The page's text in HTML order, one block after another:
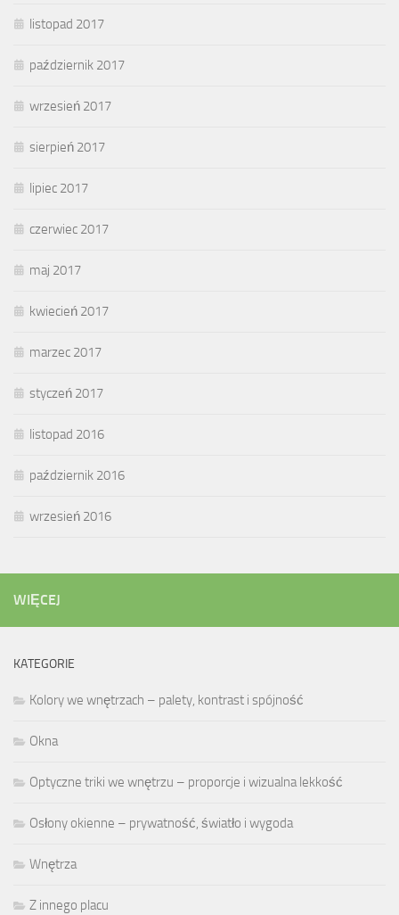
listopad 2017
październik 2017
wrzesień 2017
sierpień 2017
lipiec 2017
czerwiec 2017
maj 2017
kwiecień 2017
marzec 2017
styczeń 2017
listopad 2016
październik 2016
wrzesień 2016
WIĘCEJ
KATEGORIE
Kolory we wnętrzach – palety, kontrast i spójność
Okna
Optyczne triki we wnętrzu – proporcje i wizualna lekkość
Osłony okienne – prywatność, światło i wygoda
Wnętrza
Z innego placu